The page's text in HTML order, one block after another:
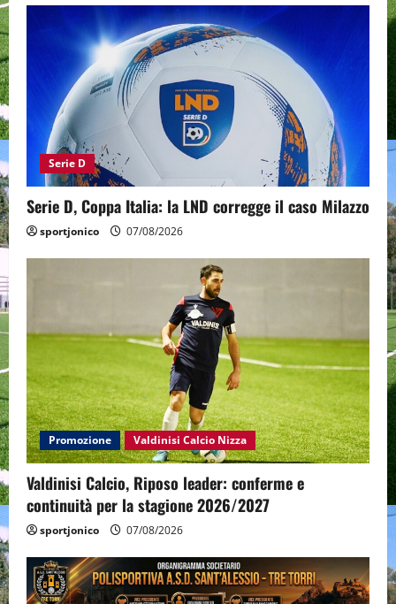
Serie D
Serie D, Coppa Italia: la LND corregge il caso Milazzo
sportjonico 07/08/2026
Promozione Valdinisi Calcio Nizza
Valdinisi Calcio, Riposo leader: conferme e
continuità per la stagione 2026/2027
sportjonico 07/08/2026